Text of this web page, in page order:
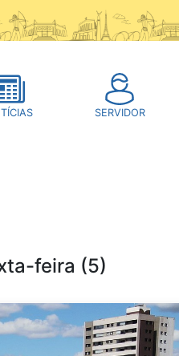
SERVIDOR
feira (5)